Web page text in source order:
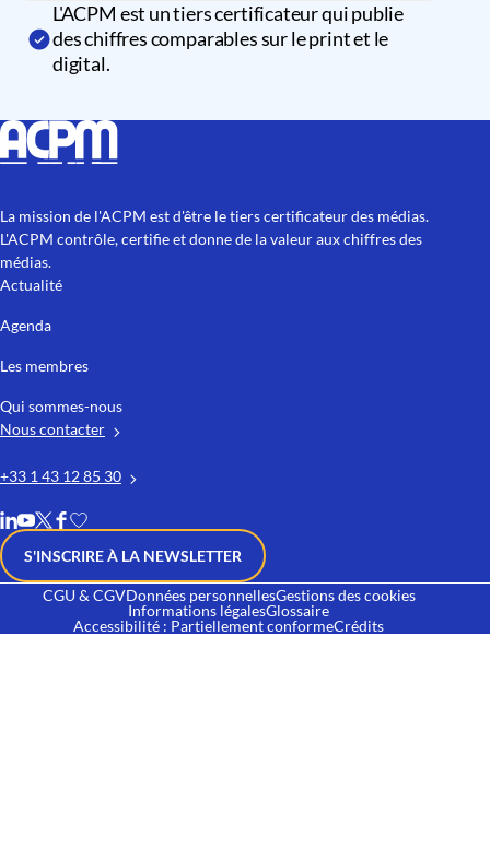
L'ACPM est un tiers certificateur qui publie
des chiffres comparables sur le print et le
digital.
La mission de l'ACPM est d'être le tiers certificateur des médias.
L'ACPM contrôle, certifie et donne de la valeur aux chiffres des
médias.
Actualité
Agenda
Les membres
Qui sommes-nous
Nous contacter
+33 1 43 12 85 30
S'INSCRIRE À LA NEWSLETTER
CGU & CGVDonnées personnellesGestions des cookies
Informations légalesGlossaire
Accessibilité : Partiellement conformeCrédits